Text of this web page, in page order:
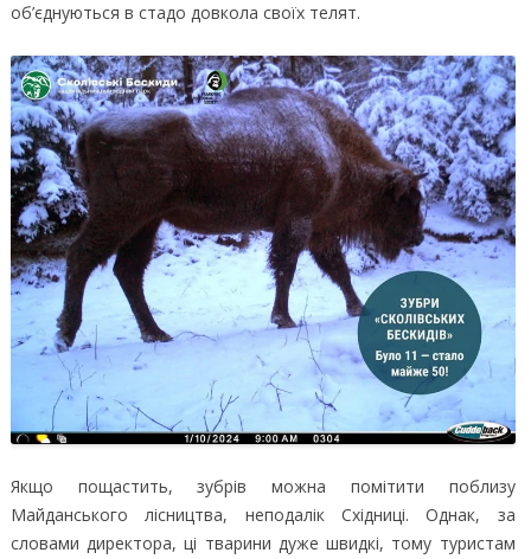
об’єднуються в стадо довкола своїх телят.
Якщо пощастить, зубрів можна помітити поблизу
Майданського лісництва, неподалік Східниці. Однак, за
словами директора, ці тварини дуже швидкі, тому туристам